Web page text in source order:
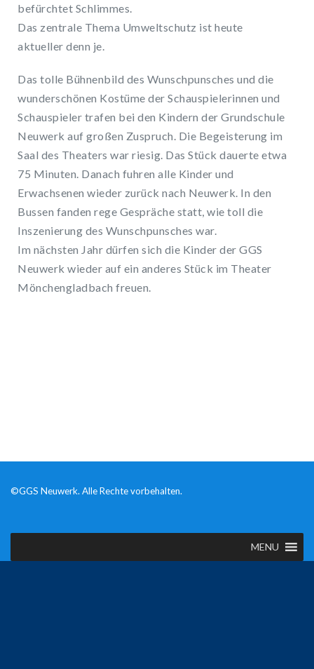
befürchtet Schlimmes.
Das zentrale Thema Umweltschutz ist heute
aktueller denn je.
Das tolle Bühnenbild des Wunschpunsches und die
wunderschönen Kostüme der Schauspielerinnen und
Schauspieler trafen bei den Kindern der Grundschule
Neuwerk auf großen Zuspruch. Die Begeisterung im
Saal des Theaters war riesig. Das Stück dauerte etwa
75 Minuten. Danach fuhren alle Kinder und
Erwachsenen wieder zurück nach Neuwerk. In den
Bussen fanden rege Gespräche statt, wie toll die
Inszenierung des Wunschpunsches war.
Im nächsten Jahr dürfen sich die Kinder der GGS
Neuwerk wieder auf ein anderes Stück im Theater
Mönchengladbach freuen.
©GGS Neuwerk. Alle Rechte vorbehalten.
MENU